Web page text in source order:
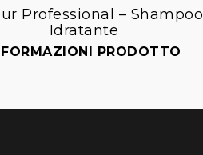
Professional – Shampoo
Idratante
PRODOTTO